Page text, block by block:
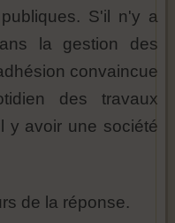
S'il n'y a
la gestion des
convaincue
des travaux
y avoir une société
de la réponse.